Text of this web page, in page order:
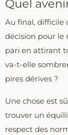
Quel
Au final, difficile
décision pour le
pari en attirant
va-t-elle
pires dérives ?
Une chose est
trouver un
respect des